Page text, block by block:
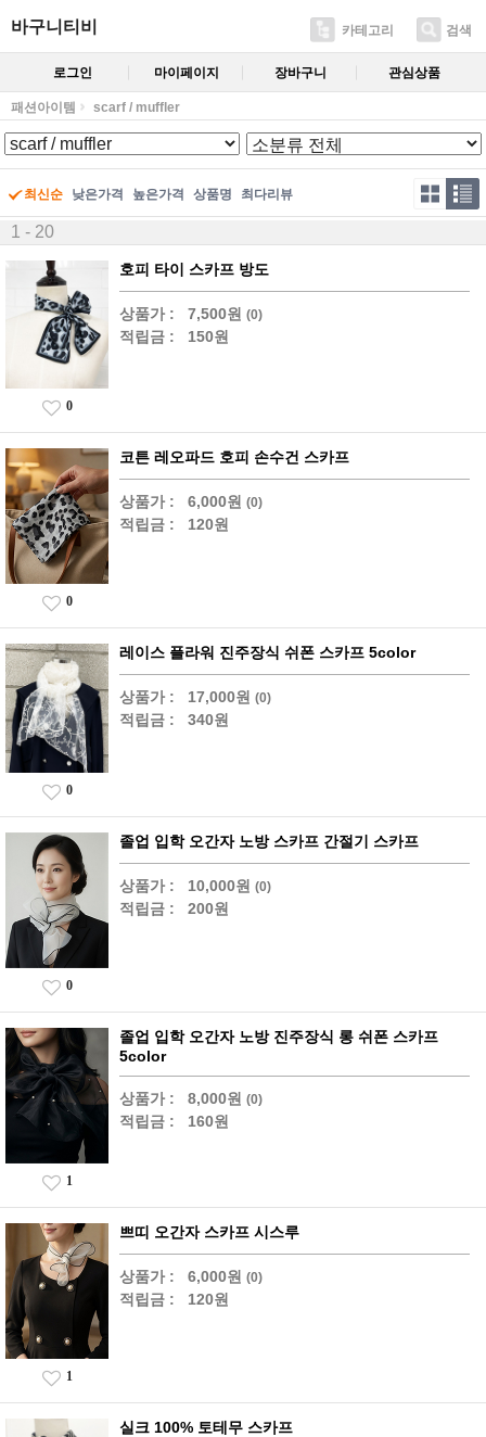
바구니티비 카테고리 검색
로그인 마이페이지 장바구니 관심상품
패션아이템 scarf / muffler
최신순 낮은가격 높은가격 상품명 최다리뷰
1 - 20
호피 타이 스카프 방도
상품가 : 7,500원 (0)
적립금 : 150원
0
코튼 레오파드 호피 손수건 스카프
상품가 : 6,000원 (0)
적립금 : 120원
0
레이스 플라워 진주장식 쉬폰 스카프 5color
상품가 : 17,000원 (0)
적립금 : 340원
0
졸업 입학 오간자 노방 스카프 간절기 스카프
상품가 : 10,000원 (0)
적립금 : 200원
0
졸업 입학 오간자 노방 진주장식 롱 쉬폰 스카프
5color
상품가 : 8,000원 (0)
적립금 : 160원
1
쁘띠 오간자 스카프 시스루
상품가 : 6,000원 (0)
적립금 : 120원
1
실크 100% 토테무 스카프